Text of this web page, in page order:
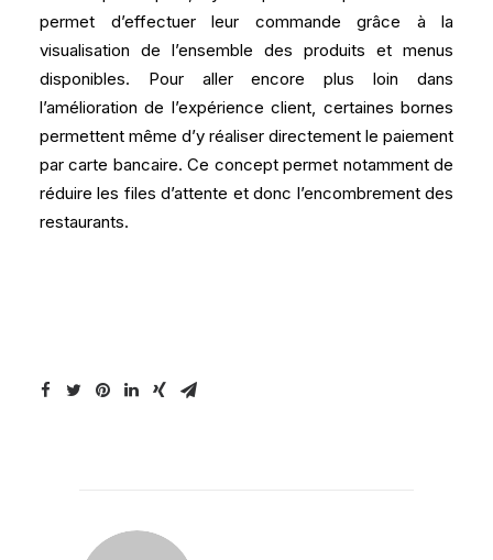
permet d’effectuer leur commande grâce à la
visualisation de l’ensemble des produits et menus
disponibles. Pour aller encore plus loin dans
l’amélioration de l’expérience client, certaines bornes
permettent même d’y réaliser directement le paiement
par carte bancaire. Ce concept permet notamment de
réduire les files d’attente et donc l’encombrement des
restaurants.